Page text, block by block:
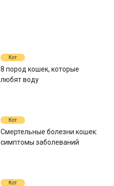
Кот
8 пород кошек, которые
любят воду
Кот
Смертельные болезни кошек:
симптомы заболеваний
Кот